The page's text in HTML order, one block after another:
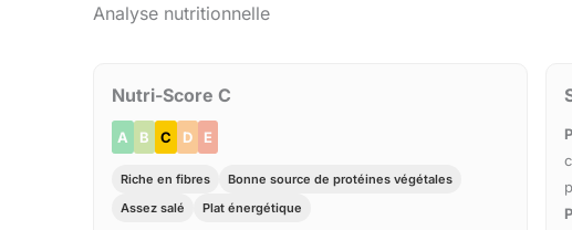
Analyse nutritionnelle
Nutri-Score C
A B C D E
Riche en fibres
Bonne source de protéines végétales
Assez salé
Plat énergétique